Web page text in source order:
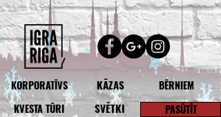
KORPORATĪVS BĒRNIEM
KĀZAS
SVĒTKI
KVESTA TŪRI PASŪTĪT